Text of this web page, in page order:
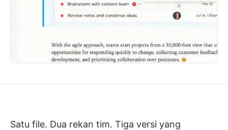
Satu file. Dua rekan tim. Tiga versi yang